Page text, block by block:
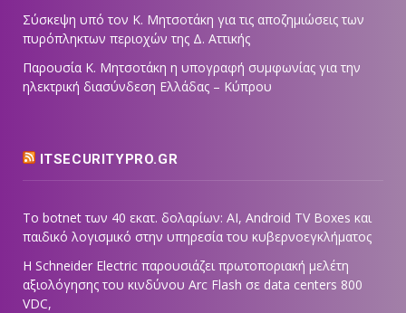
Σύσκεψη υπό τον Κ. Μητσοτάκη για τις αποζημιώσεις των
πυρόπληκτων περιοχών της Δ. Αττικής
Παρουσία Κ. Μητσοτάκη η υπογραφή συμφωνίας για την
ηλεκτρική διασύνδεση Ελλάδας – Κύπρου
ITSECURITYPRO.GR
Το botnet των 40 εκατ. δολαρίων: AI, Android TV Boxes και
παιδικό λογισμικό στην υπηρεσία του κυβερνοεγκλήματος
Η Schneider Electric παρουσιάζει πρωτοποριακή μελέτη
αξιολόγησης του κινδύνου Arc Flash σε data centers 800
VDC,